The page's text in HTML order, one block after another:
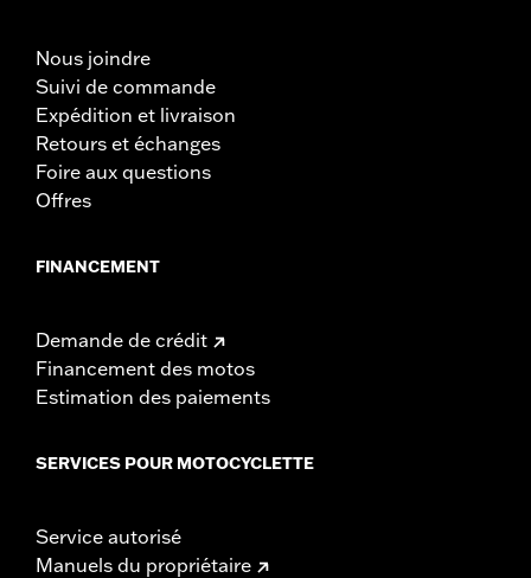
Nous joindre
Suivi de commande
Expédition et livraison
Retours et échanges
Foire aux questions
Offres
FINANCEMENT
Demande de crédit
Financement des motos
Estimation des paiements
SERVICES POUR MOTOCYCLETTE
Service autorisé
Manuels du propriétaire